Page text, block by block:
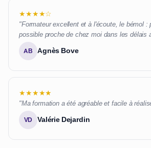
★★★★☆
"Formateur excellent et à l'écoute, le bémol :
possible proche de chez moi dans les délais
AB Agnès Bove
★★★★★
"Ma formation a été agréable et facile à
VD Valérie Dejardin